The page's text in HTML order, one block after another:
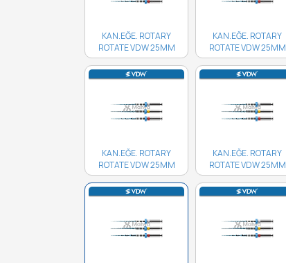
KAN.EĞE. ROTARY
ROTATE VDW 25MM
35/06 4'LÜ..
KAN.EĞE. ROTARY
ROTATE VDW 25MM
35/04 4'LÜ..
KAN.EĞE. ROTARY
ROTATE VDW 25MM
30/06 4'LÜ..
KAN.EĞE. ROTARY
ROTATE VDW 25MM
25/06 4'LÜ..